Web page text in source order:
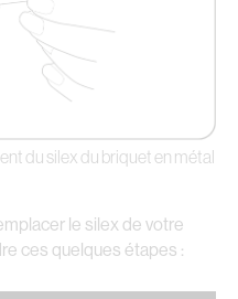
du silex du briquet en métal
le silex de votre
ces quelques étapes :